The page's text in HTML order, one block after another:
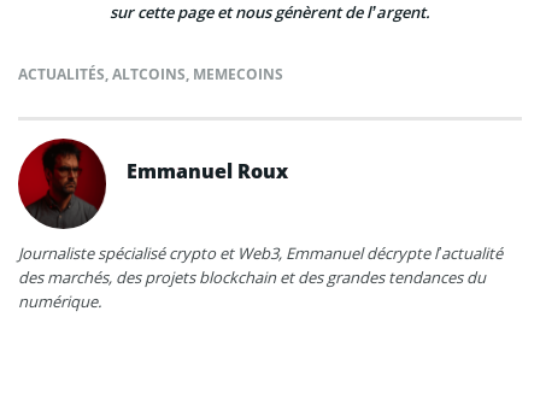
sur cette page et nous génèrent de l’argent.
ACTUALITÉS,ALTCOINS, MEMECOINS
Emmanuel Roux
Journaliste spécialisé crypto et Web3, Emmanuel décrypte l’actualité
des marchés, des projets blockchain et des grandes tendances du
numérique.